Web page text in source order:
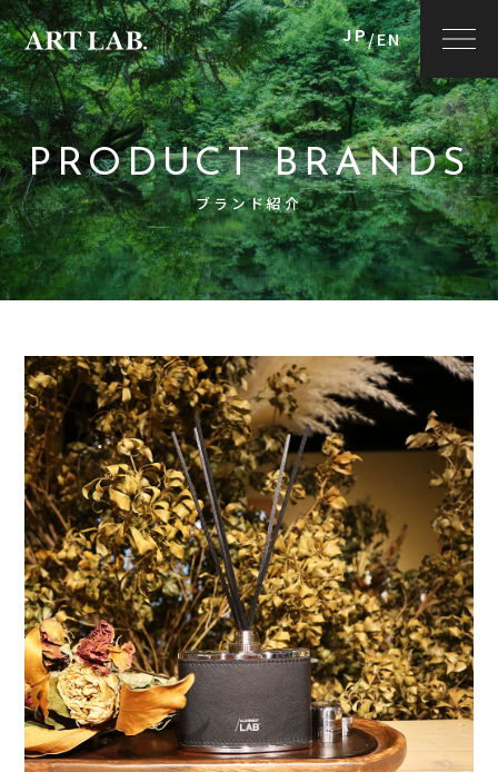
JP/EN
PRODUCT BRANDS
ブランド紹介